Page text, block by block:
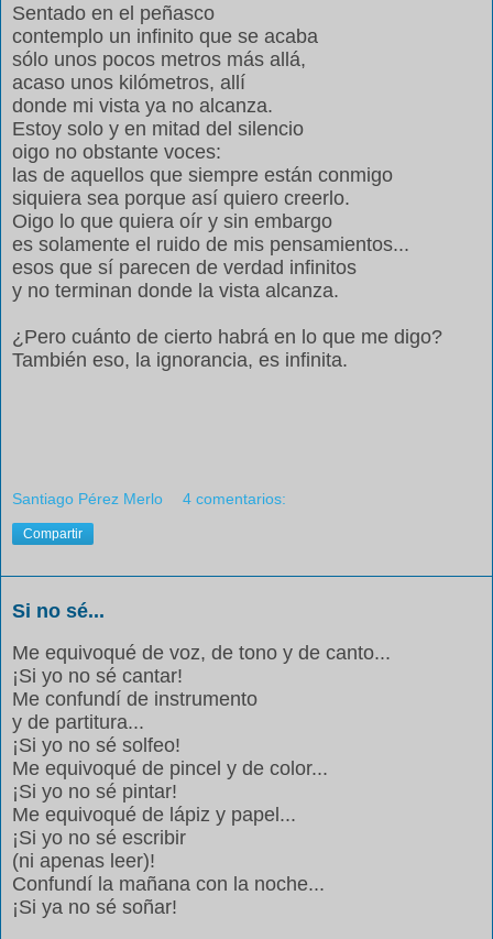
Sentado en el peñasco
contemplo un infinito que se acaba
sólo unos pocos metros más allá,
acaso unos kilómetros, allí
donde mi vista ya no alcanza.
Estoy solo y en mitad del silencio
oigo no obstante voces:
las de aquellos que siempre están conmigo
siquiera sea porque así quiero creerlo.
Oigo lo que quiera oír y sin embargo
es solamente el ruido de mis pensamientos...
esos que sí parecen de verdad infinitos
y no terminan donde la vista alcanza.
¿Pero cuánto de cierto habrá en lo que me digo?
También eso, la ignorancia, es infinita.
Santiago Pérez Merlo 4 comentarios:
Compartir
Si no sé...
Me equivoqué de voz, de tono y de canto...
¡Si yo no sé cantar!
Me confundí de instrumento
y de partitura...
¡Si yo no sé solfeo!
Me equivoqué de pincel y de color...
¡Si yo no sé pintar!
Me equivoqué de lápiz y papel...
¡Si yo no sé escribir
(ni apenas leer)!
Confundí la mañana con la noche...
¡Si ya no sé soñar!